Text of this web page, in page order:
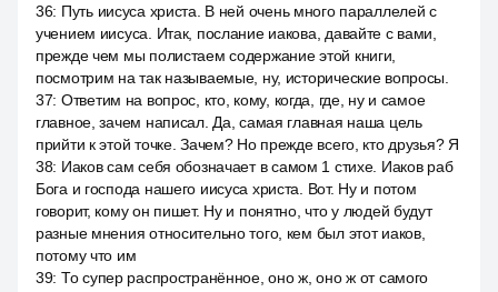
36: Путь иисуса христа. В ней очень много параллелей с
учением иисуса. Итак, послание иакова, давайте с вами,
прежде чем мы полистаем содержание этой книги,
посмотрим на так называемые, ну, исторические вопросы.
37: Ответим на вопрос, кто, кому, когда, где, ну и самое
главное, зачем написал. Да, самая главная наша цель
прийти к этой точке. Зачем? Но прежде всего, кто друзья? Я
38: Иаков сам себя обозначает в самом 1 стихе. Иаков раб
Бога и господа нашего иисуса христа. Вот. Ну и потом
говорит, кому он пишет. Ну и понятно, что у людей будут
разные мнения относительно того, кем был этот иаков,
потому что им
39: То супер распространённое, оно ж, оно ж от самого